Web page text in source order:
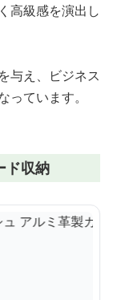
高級感を演出し
与え、ビジネス
ています。
ド収納